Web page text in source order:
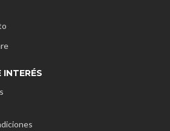
INTERÉS